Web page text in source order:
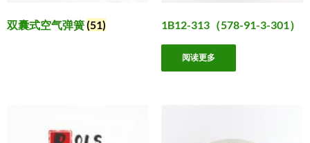
双囊式空气弹簧(51) 1B12-313（578-91-3-301）
阅读更多